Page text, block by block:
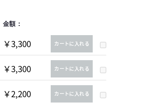
金額：
￥3,300 カートに入れる
￥3,300 カートに入れる
￥2,200 カートに入れる